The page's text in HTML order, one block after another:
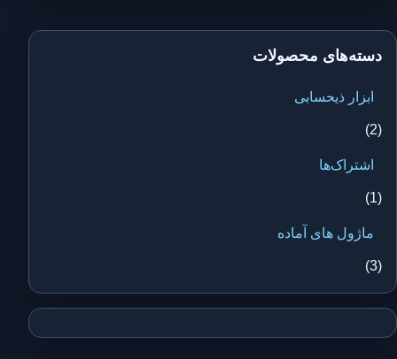
دسته‌های محصولات
ابزار ذیحسابی
(2)
اشتراک‌ها
(1)
ماژول های آماده
(3)